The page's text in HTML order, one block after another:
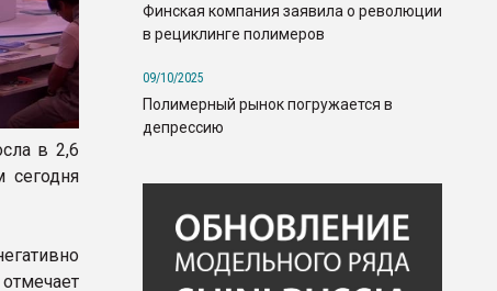
в 2,6
Финская компания заявила о революции
в рециклинге полимеров
09/10/2025
Полимерный рынок погружается в
депрессию